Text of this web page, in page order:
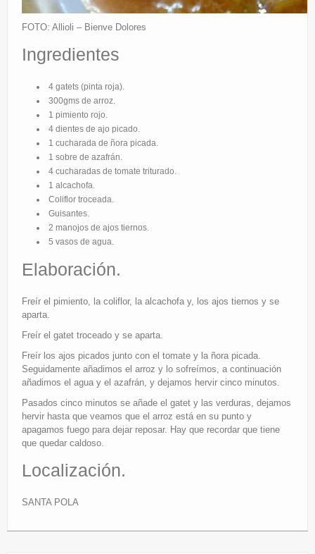
FOTO: Allioli – Bienve Dolores
Ingredientes
4 gatets (pinta roja).
300gms de arroz.
1 pimiento rojo.
4 dientes de ajo picado.
1 cucharada de ñora picada.
1 sobre de azafrán.
4 cucharadas de tomate triturado.
1 alcachofa.
Coliflor troceada.
Guisantes.
2 manojos de ajos tiernos.
5 vasos de agua.
Elaboración.
Freír el pimiento, la coliflor, la alcachofa y, los ajos tiernos y se
aparta.
Freír el gatet troceado y se aparta.
Freír los ajos picados junto con el tomate y la ñora picada.
Seguidamente añadimos el arroz y lo sofreímos, a continuación
añadimos el agua y el azafrán, y dejamos hervir cinco minutos.
Pasados cinco minutos se añade el gatet y las verduras, dejamos
hervir hasta que veamos que el arroz está en su punto y
apagamos fuego para dejar reposar. Hay que recordar que tiene
que quedar caldoso.
Localización.
SANTA POLA